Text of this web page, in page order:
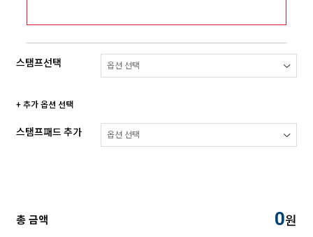
스탬프선택
+ 추가 옵션 선택
스탬프패드 추가
총 금액 0원